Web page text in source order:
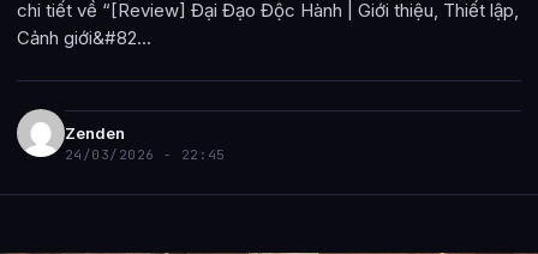
chi tiết về “[Review] Đại Đạo Độc Hành | Giới thiệu, Thiết lập,
Cảnh giới&#82...
Zenden
24/03/2026 - 22:45